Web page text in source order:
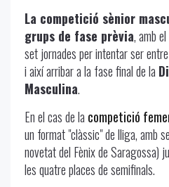
La competició sènior
grups de fase prèvia, amb el
set jornades per intentar ser
i així arribar a la fase final de la
Masculina.
En el cas de la competició
un format "clàssic" de lliga, amb
novetat del Fènix de Saragossa)
les quatre places de semifinals.